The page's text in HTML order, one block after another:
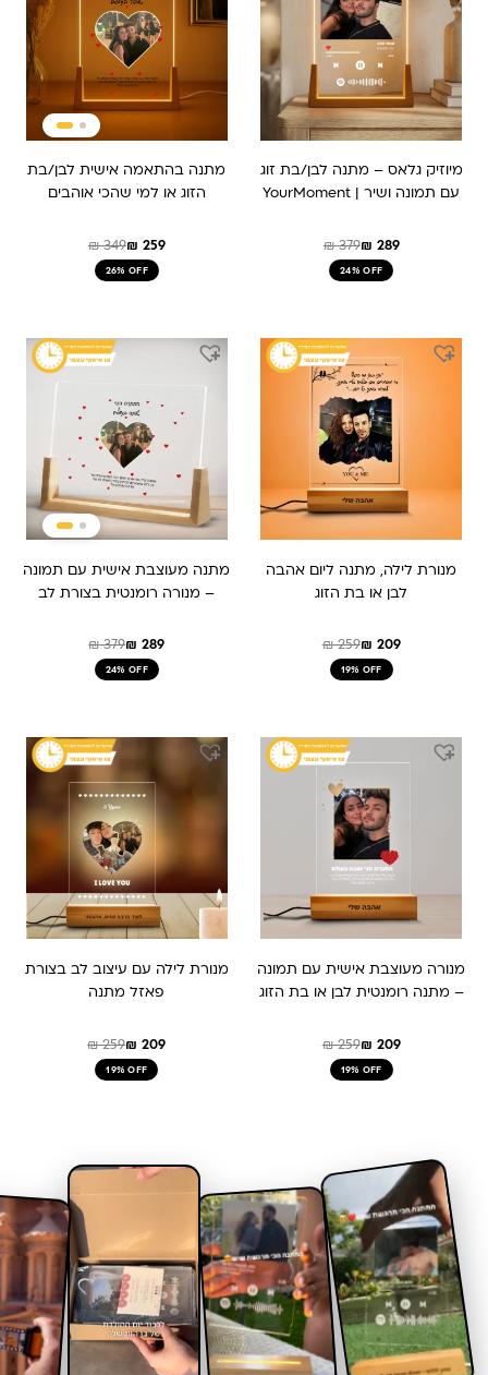
מיוזיק גלאס – מתנה לבן/בת זוג
עם תמונה ושיר | YourMoment
₪379₪ 289
24% OFF
מתנה בהתאמה אישית לבן/בת
הזוג או למי שהכי אוהבים
₪349₪ 259
26% OFF
מנורת לילה, מתנה ליום אהבה
לבן או בת הזוג
₪259
המחיר
המקורי
היה:
₪ 209
המחיר
הנוכחי
הוא:
19% OFF
מתנה מעוצבת אישית עם תמונה
– מנורה רומנטית בצורת לב
₪379
המחיר
₪ 289
המחיר
24% OFF
מנורה מעוצבת אישית עם תמונה
– מתנה רומנטית לבן או בת הזוג
₪259
המחיר
המקורי
₪ 209
המחיר
הנוכחי
19% OFF
מנורת לילה עם עיצוב לב בצורת
פאזל מתנה
₪259
המחיר
היה:
₪ 209
המחיר
הוא:
19% OFF